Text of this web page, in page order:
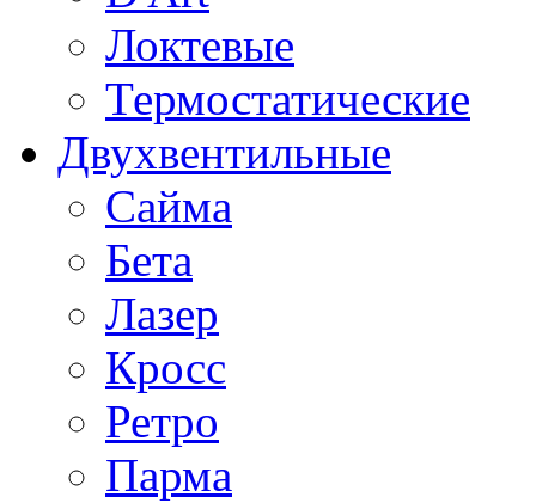
Локтевые
Термостатические
Двухвентильные
Сайма
Бета
Лазер
Кросс
Ретро
Парма